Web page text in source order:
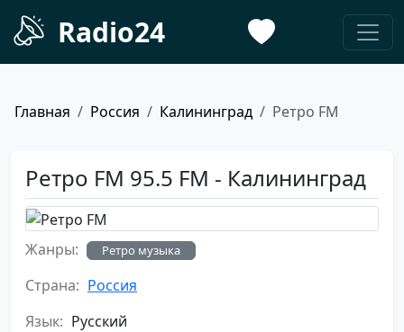
Radio24
Главная Россия Калининград Ретро FM
Ретро FM 95.5 FM - Калининград
Жанры: Ретро музыка
Страна: Россия
Язык: Русский